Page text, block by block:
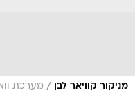
מניקור קוויאר לבן / מערכת